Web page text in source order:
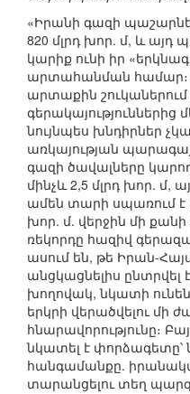
«Իրանի գազի
820 մլրդ խոր. մ, և այդ
կարիք ունի իր
արտահանման համար։
արտաքին
նույնպես խնդիրներ
առկայության
գազի ծավալները
մինչև 2,5 մլրդ խոր. մ,
ամեն տարի սպառում է
խոր. մ. վերջին մի
ռեկորդը հազիվ
ասում են, թե Իրան-
անցկացնելիս
խողովակ, նկատի
երկրի վերածվելու մի
հնարավորությունը։
նկատել է փորձագետը՝
հանգամանքը.
տարանցելու տեղ